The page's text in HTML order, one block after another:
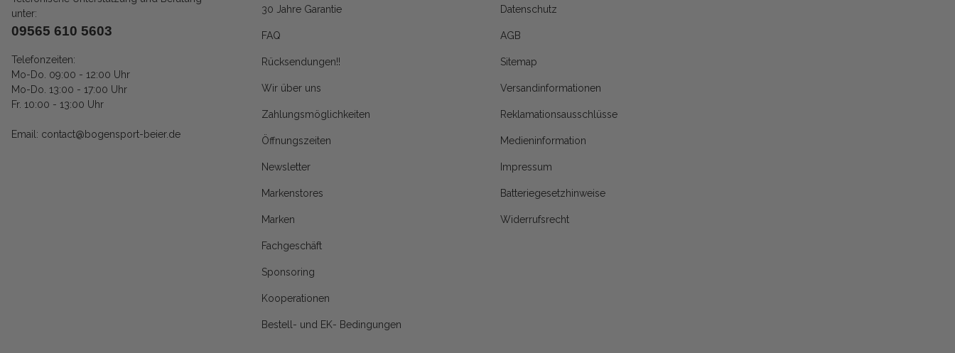
unter:
09565 610 5603
Telefonzeiten:
Mo-Do. 09:00 - 12:00 Uhr
Mo-Do. 13:00 - 17:00 Uhr
Fr. 10:00 - 13:00 Uhr
Email: contact@bogensport-beier.de
30 Jahre Garantie
FAQ
Rücksendungen!!
Wir über uns
Zahlungsmöglichkeiten
Öffnungszeiten
Newsletter
Markenstores
Marken
Fachgeschäft
Sponsoring
Kooperationen
Bestell- und EK- Bedingungen
Datenschutz
AGB
Sitemap
Versandinformationen
Reklamationsausschlüsse
Medieninformation
Impressum
Batteriegesetzhinweise
Widerrufsrecht